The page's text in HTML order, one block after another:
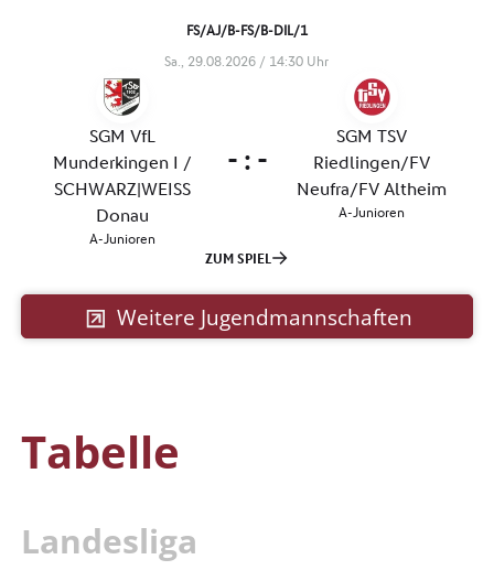
Weitere Jugendmannschaften
Tabelle
Landesliga